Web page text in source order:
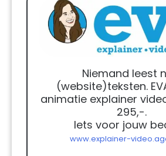
Niemand leest
(website)teksten.
animatie explainer
295,-.
Iets voor jouw
www.explainer-